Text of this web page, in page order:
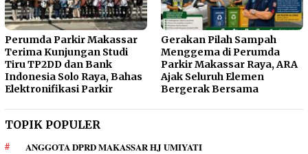
Perumda Parkir Makassar
Terima Kunjungan Studi
Tiru TP2DD dan Bank
Indonesia Solo Raya, Bahas
Elektronifikasi Parkir
Gerakan Pilah Sampah
Menggema di Perumda
Parkir Makassar Raya, ARA
Ajak Seluruh Elemen
Bergerak Bersama
TOPIK POPULER
ANGGOTA DPRD MAKASSAR HJ UMIYATI